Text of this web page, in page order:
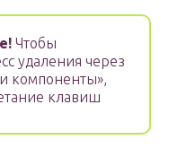
Чтобы
удаления через
компоненты»,
клавиш